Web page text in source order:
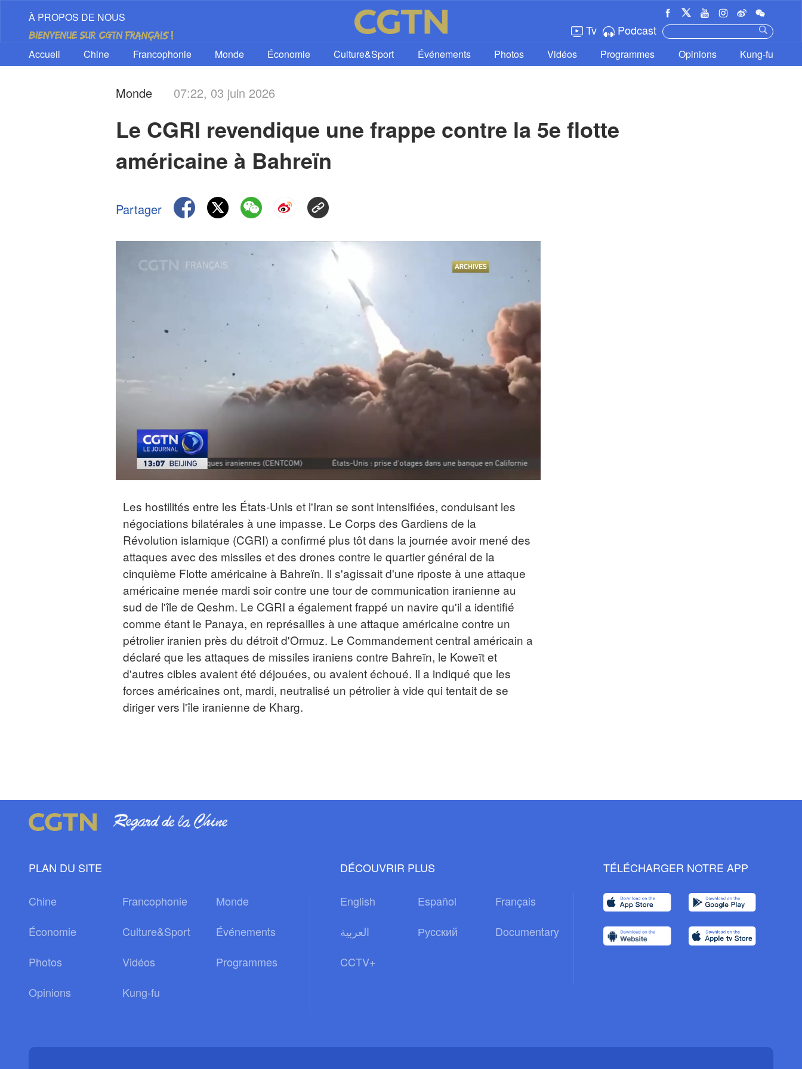
À PROPOS DE NOUS
Tv Podcast
Accueil Chine Francophonie Monde Économie Culture&Sport Événements Photos Vidéos Programmes Opinions Kung-fu
Monde 07:22, 03 juin 2026
Le CGRI revendique une frappe contre la 5e flotte
américaine à Bahreïn
Partager
Les hostilités entre les États-Unis et l'Iran se sont intensifiées, conduisant les
négociations bilatérales à une impasse. Le Corps des Gardiens de la
Révolution islamique (CGRI) a confirmé plus tôt dans la journée avoir mené des
attaques avec des missiles et des drones contre le quartier général de la
cinquième Flotte américaine à Bahreïn. Il s'agissait d'une riposte à une attaque
américaine menée mardi soir contre une tour de communication iranienne au
sud de l'île de Qeshm. Le CGRI a également frappé un navire qu'il a identifié
comme étant le Panaya, en représailles à une attaque américaine contre un
pétrolier iranien près du détroit d'Ormuz. Le Commandement central américain a
déclaré que les attaques de missiles iraniens contre Bahreïn, le Koweït et
d'autres cibles avaient été déjouées, ou avaient échoué. Il a indiqué que les
forces américaines ont, mardi, neutralisé un pétrolier à vide qui tentait de se
diriger vers l'île iranienne de Kharg.
PLAN DU SITE
Chine Francophonie
Monde
Économie
Culture&Sport
Événements
Photos
Vidéos
Programmes
Opinions
Kung-fu
DÉCOUVRIR PLUS
English Español
Français
العربية
Русский
Documentary
CCTV+
TÉLÉCHARGER NOTRE APP